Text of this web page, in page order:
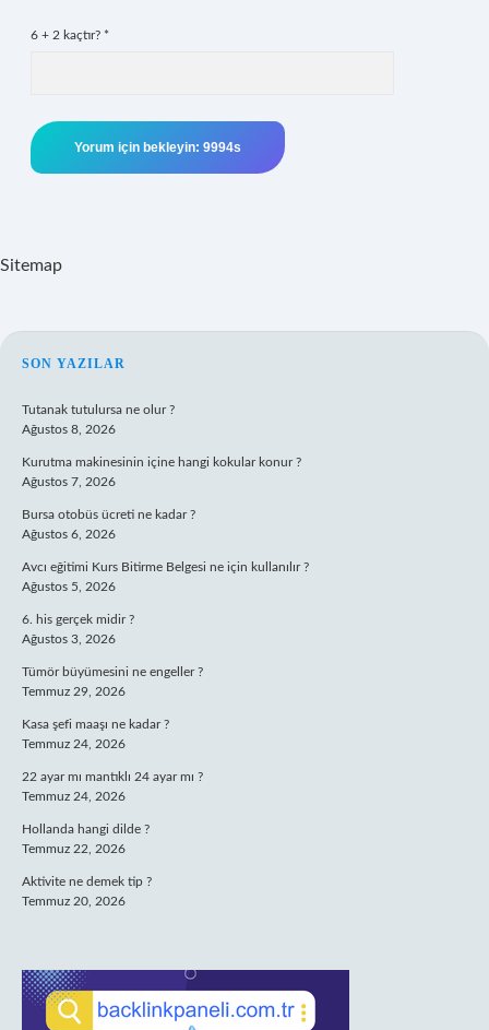
6 + 2 kaçtır? *
Sitemap
SIDEBAR
SON YAZILAR
Tutanak tutulursa ne olur ?
Ağustos 8, 2026
Kurutma makinesinin içine hangi kokular konur ?
Ağustos 7, 2026
Bursa otobüs ücreti ne kadar ?
Ağustos 6, 2026
Avcı eğitimi Kurs Bitirme Belgesi ne için kullanılır ?
Ağustos 5, 2026
6. his gerçek midir ?
Ağustos 3, 2026
Tümör büyümesini ne engeller ?
Temmuz 29, 2026
Kasa şefi maaşı ne kadar ?
Temmuz 24, 2026
22 ayar mı mantıklı 24 ayar mı ?
Temmuz 24, 2026
Hollanda hangi dilde ?
Temmuz 22, 2026
Aktivite ne demek tip ?
Temmuz 20, 2026